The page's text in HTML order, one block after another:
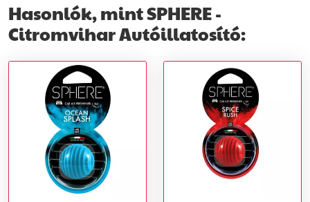
Hasonlók, mint SPHERE -
Citromvihar Autóillatosító: